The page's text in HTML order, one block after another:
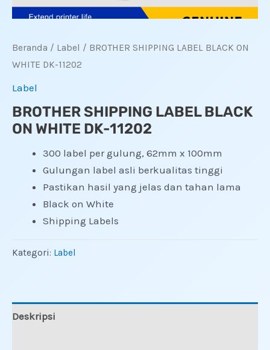
Beranda / Label / BROTHER SHIPPING LABEL BLACK ON
WHITE DK-11202
Label
BROTHER SHIPPING LABEL BLACK
ON WHITE DK-11202
300 label per gulung, 62mm x 100mm
Gulungan label asli berkualitas tinggi
Pastikan hasil yang jelas dan tahan lama
Black on White
Shipping Labels
Kategori: Label
Deskripsi